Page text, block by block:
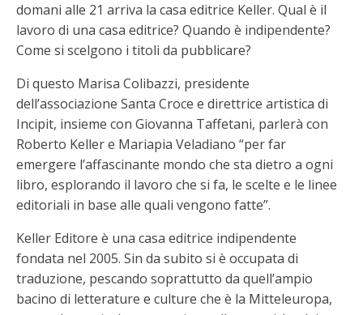
domani alle 21 arriva la casa editrice Keller. Qual è il
lavoro di una casa editrice? Quando è indipendente?
Come si scelgono i titoli da pubblicare?
Di questo Marisa Colibazzi, presidente
dell’associazione Santa Croce e direttrice artistica di
Incipit, insieme con Giovanna Taffetani, parlerà con
Roberto Keller e Mariapia Veladiano “per far
emergere l’affascinante mondo che sta dietro a ogni
libro, esplorando il lavoro che si fa, le scelte e le linee
editoriali in base alle quali vengono fatte”.
Keller Editore è una casa editrice indipendente
fondata nel 2005. Sin da subito si è occupata di
traduzione, pescando soprattutto da quell’ampio
bacino di letterature e culture che è la Mitteleuropa,